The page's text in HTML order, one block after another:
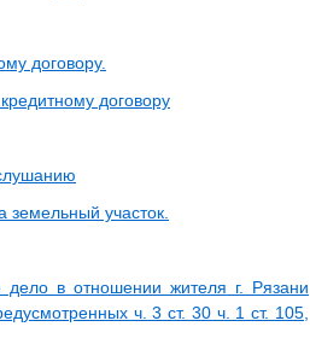
договору.
договору
земельный участок.
дело в отношении жителя г. Рязани
ч. 3 ст. 30 ч. 1 ст. 105,